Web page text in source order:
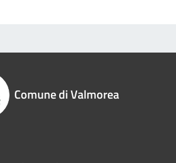
Comune di Valmorea